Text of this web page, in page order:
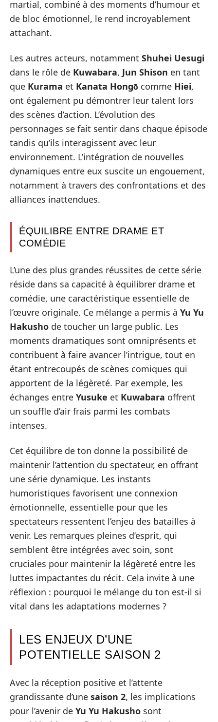
martial, combiné à des moments d’humour et
de bloc émotionnel, le rend incroyablement
attachant.
Les autres acteurs, notamment Shuhei Uesugi
dans le rôle de Kuwabara, Jun Shison en tant
que Kurama et Kanata Hongō comme Hiei,
ont également pu démontrer leur talent lors
des scènes d’action. L’évolution des
personnages se fait sentir dans chaque épisode
tandis qu’ils interagissent avec leur
environnement. L’intégration de nouvelles
dynamiques entre eux suscite un engouement,
notamment à travers des confrontations et des
alliances inattendues.
ÉQUILIBRE ENTRE DRAME ET
COMÉDIE
L’une des plus grandes réussites de cette série
réside dans sa capacité à équilibrer drame et
comédie, une caractéristique essentielle de
l’œuvre originale. Ce mélange a permis à Yu Yu
Hakusho de toucher un large public. Les
moments dramatiques sont omniprésents et
contribuent à faire avancer l’intrigue, tout en
étant entrecoupés de scènes comiques qui
apportent de la légèreté. Par exemple, les
échanges entre Yusuke et Kuwabara offrent
un souffle d’air frais parmi les combats
intenses.
Cet équilibre de ton donne la possibilité de
maintenir l’attention du spectateur, en offrant
une série dynamique. Les instants
humoristiques favorisent une connexion
émotionnelle, essentielle pour que les
spectateurs ressentent l’enjeu des batailles à
venir. Les remarques pleines d’esprit, qui
semblent être intégrées avec soin, sont
cruciales pour maintenir la légèreté entre les
luttes impactantes du récit. Cela invite à une
réflexion : pourquoi le mélange du ton est-il si
vital dans les adaptations modernes ?
LES ENJEUX D’UNE
POTENTIELLE SAISON 2
Avec la réception positive et l’attente
grandissante d’une saison 2, les implications
pour l’avenir de Yu Yu Hakusho sont